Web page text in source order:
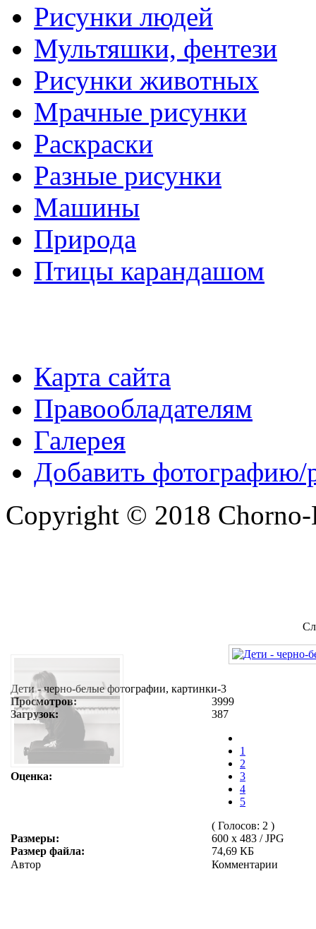
Рисунки людей
Мультяшки, фентези
Рисунки животных
Мрачные рисунки
Раскраски
Разные рисунки
Машины
Природа
Птицы карандашом
Карта сайта
Правообладателям
Галерея
Добавить фотографию/
Copyright © 2018
Дети - черно-белые фотографии, картинки-3
Просмотров:
3999
Загрузок:
387
Оценка:
1
2
3
4
5
( Голосов: 2 )
Размеры:
600 x 483 / JPG
Размер файла:
74,69 КБ
Автор
Комментарии